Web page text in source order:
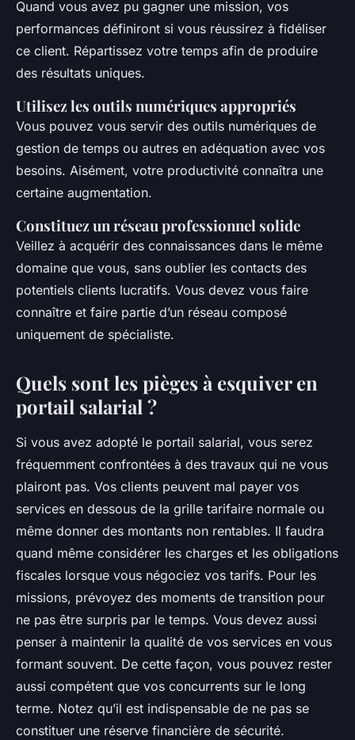
Quand vous avez pu gagner une mission, vos
performances définiront si vous réussirez à fidéliser
ce client. Répartissez votre temps afin de produire
des résultats uniques.
Utilisez les outils numériques appropriés
Vous pouvez vous servir des outils numériques de
gestion de temps ou autres en adéquation avec vos
besoins. Aisément, votre productivité connaîtra une
certaine augmentation.
Constituez un réseau professionnel solide
Veillez à acquérir des connaissances dans le même
domaine que vous, sans oublier les contacts des
potentiels clients lucratifs. Vous devez vous faire
connaître et faire partie d’un réseau composé
uniquement de spécialiste.
Quels sont les pièges à esquiver en
portail salarial ?
Si vous avez adopté le portail salarial, vous serez
fréquemment confrontées à des travaux qui ne vous
plairont pas. Vos clients peuvent mal payer vos
services en dessous de la grille tarifaire normale ou
même donner des montants non rentables. Il faudra
quand même considérer les charges et les obligations
fiscales lorsque vous négociez vos tarifs. Pour les
missions, prévoyez des moments de transition pour
ne pas être surpris par le temps. Vous devez aussi
penser à maintenir la qualité de vos services en vous
formant souvent. De cette façon, vous pouvez rester
aussi compétent que vos concurrents sur le long
terme. Notez qu’il est indispensable de ne pas se
constituer une réserve financière de sécurité.